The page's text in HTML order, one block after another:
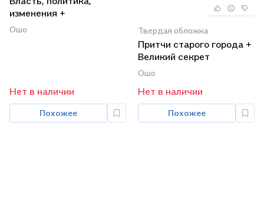
изменения +
Нераскаявшиеся + Душа
Ошо
Нет в наличии
Похожее
Твердая обложка
Притчи старого города +
Великий секрет
(комплект из 2 книг)
Ошо
Нет в наличии
Похожее